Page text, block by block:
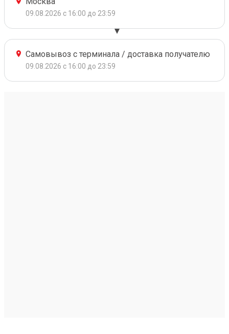
09.08.2026 с 16:00 до 23:59
Самовывоз с терминала / доставка получателю
09.08.2026 с 16:00 до 23:59